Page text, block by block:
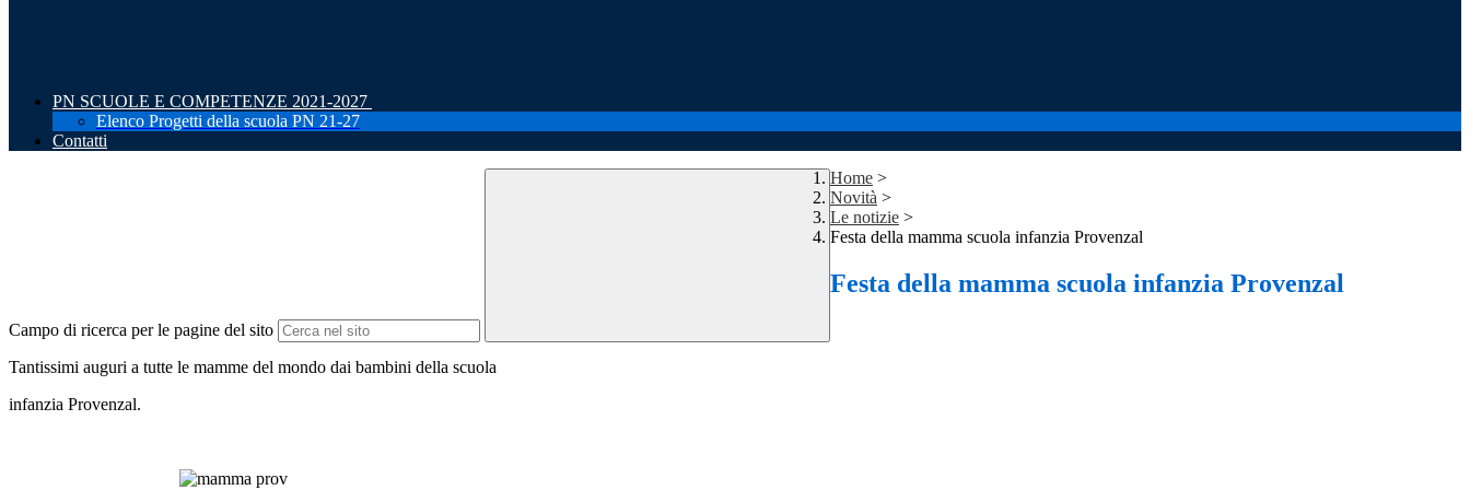
PN SCUOLE E COMPETENZE 2021-2027
Elenco Progetti della scuola PN 21-27
Contatti
Campo di ricerca per le pagine del sito
Home >
Novità >
Le notizie >
Festa della mamma scuola infanzia Provenzal
Festa della mamma scuola infanzia Provenzal
Tantissimi auguri a tutte le mamme del mondo dai bambini della scuola
infanzia Provenzal.